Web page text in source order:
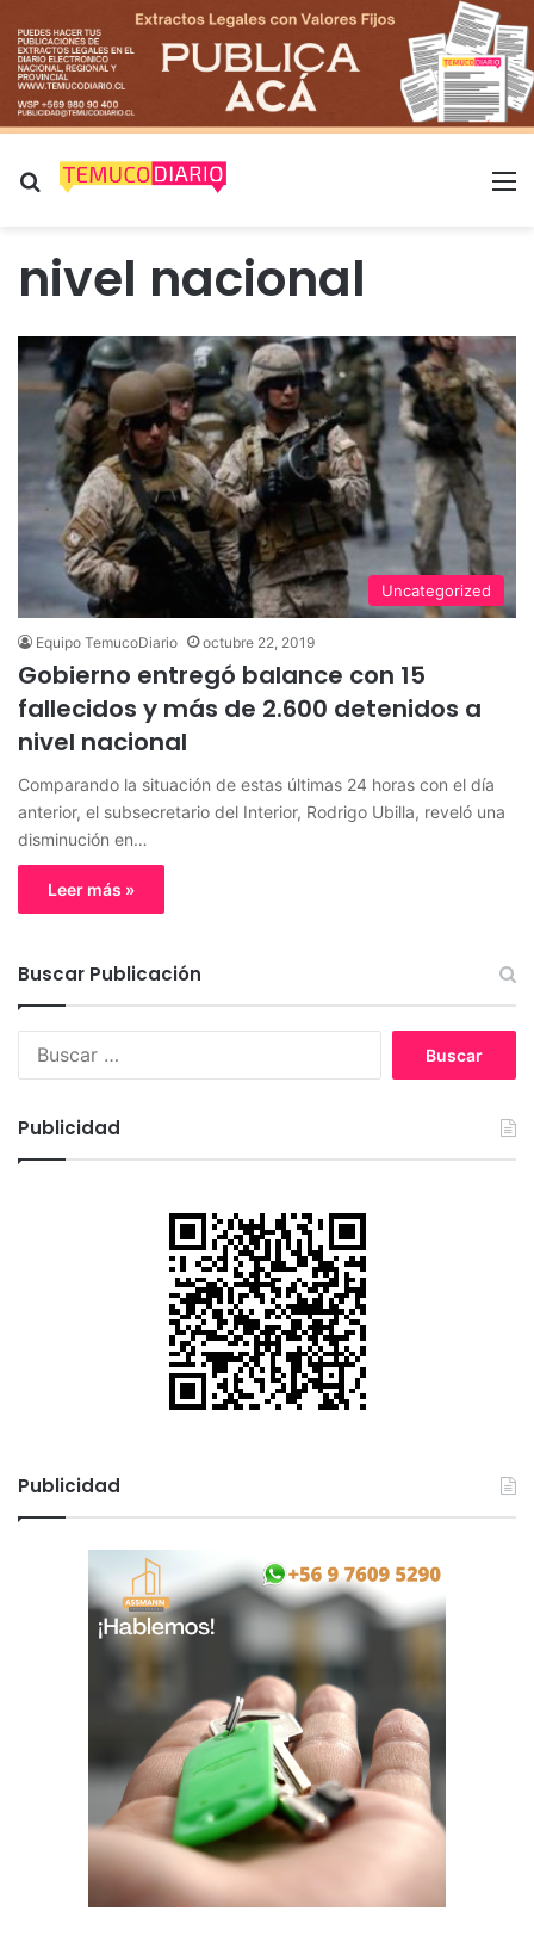
Buscar por
nivel nacional
Uncategorized
Equipo TemucoDiario octubre 22, 2019
Gobierno entregó balance con 15
fallecidos y más de 2.600 detenidos a
nivel nacional
Comparando la situación de estas últimas 24 horas con el día
anterior, el subsecretario del Interior, Rodrigo Ubilla, reveló una
disminución en…
Leer más »
Buscar Publicación
Publicidad
Publicidad